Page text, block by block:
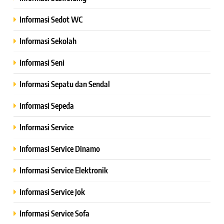
Informasi Sedot WC
Informasi Sekolah
Informasi Seni
Informasi Sepatu dan Sendal
Informasi Sepeda
Informasi Service
Informasi Service Dinamo
Informasi Service Elektronik
Informasi Service Jok
Informasi Service Sofa